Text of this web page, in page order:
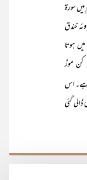
سورۃ
غزوئہ خندق
ہوتا
کن موڑ
اس
گئی